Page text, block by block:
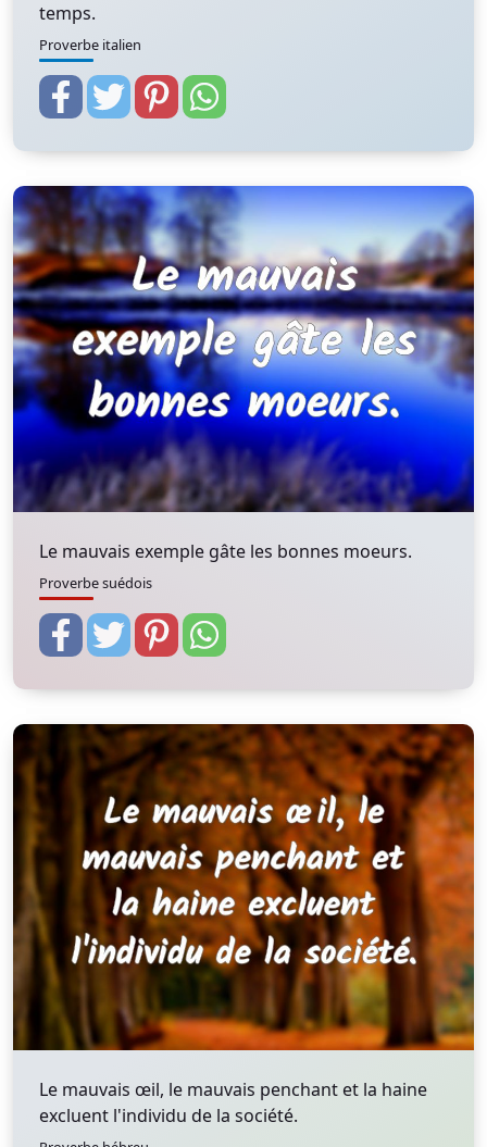
temps.
Proverbe italien
Le mauvais exemple gâte les bonnes moeurs.
Proverbe suédois
Le mauvais œil, le mauvais penchant et la haine
excluent l'individu de la société.